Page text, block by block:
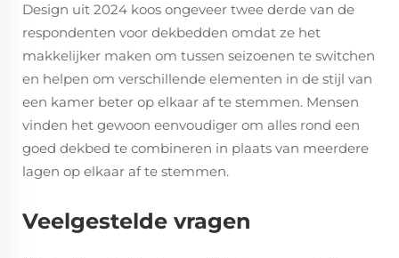
Design uit 2024 koos ongeveer twee derde van de
respondenten voor dekbedden omdat ze het
makkelijker maken om tussen seizoenen te switchen
en helpen om verschillende elementen in de stijl van
een kamer beter op elkaar af te stemmen. Mensen
vinden het gewoon eenvoudiger om alles rond een
goed dekbed te combineren in plaats van meerdere
lagen op elkaar af te stemmen.
Veelgestelde vragen